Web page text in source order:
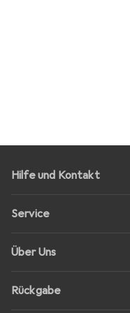
Hilfe und Kontakt
Service
Über Uns
Rückgabe